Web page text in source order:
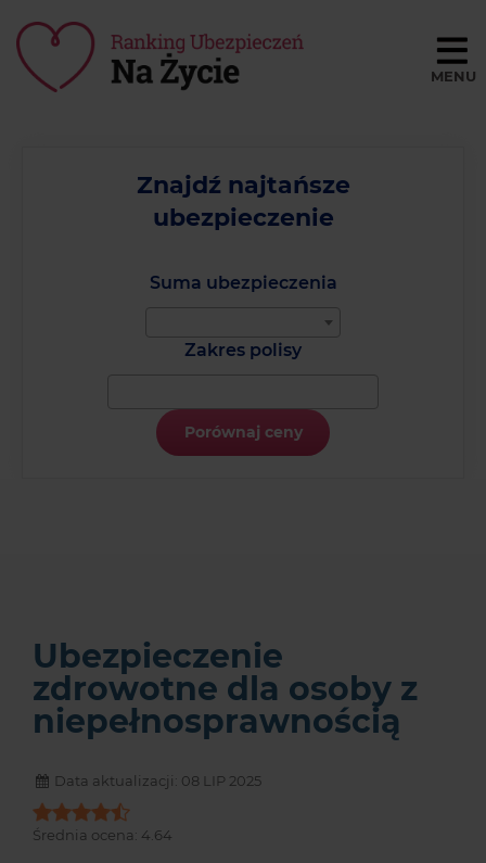
SŁOWNIK
O NAS
Suma ubezpieczenia
Zakres polisy
Porównaj ceny
Znajdź najtańsze
ubezpieczenie
Ubezpieczenie
zdrowotne dla osoby z
niepełnosprawnością
Data aktualizacji: 08 LIP 2025
Średnia ocena: 4.64